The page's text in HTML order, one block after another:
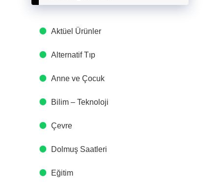
Aktüel Ürünler
Alternatif Tıp
Anne ve Çocuk
Bilim – Teknoloji
Çevre
Dolmuş Saatleri
Eğitim